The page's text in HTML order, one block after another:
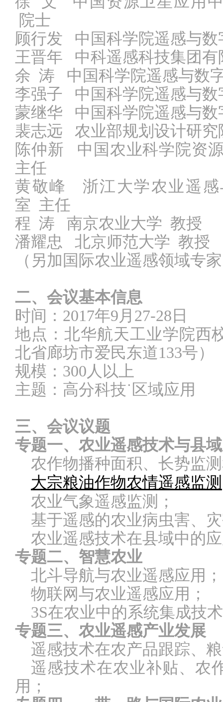
院士
顾行发
中国科学院遥感与数
王晋年
中科遥感科技集团有
余 涛
中国科学院遥感与数
李强子
中国科学院遥感与
蒙继华
中国科学院遥感与
裴志远
农业部规划设计研
陈仲新
中国农业科学院资
主任
黄敬峰
浙江大学农业遥
室 主任
程 涛 南京农业大学 教授
潘耀忠
北京师范大学 教授
（另加国际农业遥感领域专
二、会议基本信息
时间： 2017年9月 27-28 日
地点：北华航天工业学院西
北省廊坊市爱民东道133号）
规模： 300人以上
主题：高分科技˙区域应用
三、 会议议题
专题一、农业遥感技术与县
农作物播种面积、长势监
大宗粮油作物农情遥感监测
农业气象遥感监测；
基于遥感的农业病虫害、
农业遥感技术在县域中的
专题二、智慧农业
北斗导航与农业遥感应用；
物联网与农业遥感应用；
3S在农业中的系统集成技
专题三、农业遥感产业发展
遥感技术在农产品跟踪、
遥感技术在农业补贴、农
用；